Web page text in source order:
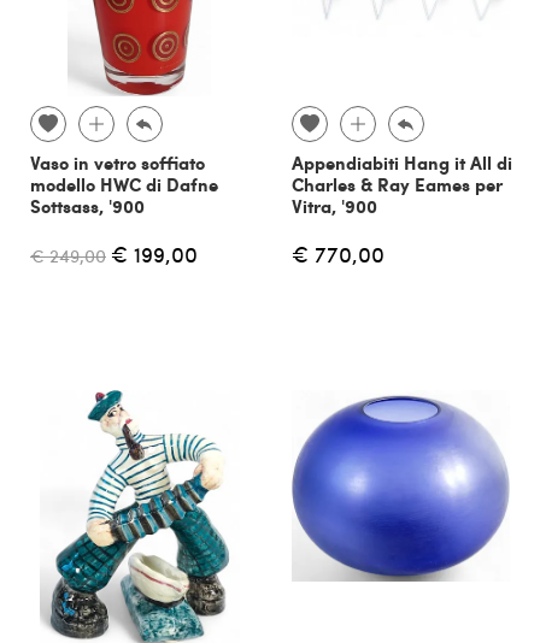
Vaso in vetro soffiato
modello HWC di Dafne
Sottsass, '900
€ 249,00 € 199,00
Appendiabiti Hang it All di
Charles & Ray Eames per
Vitra, '900
€ 770,00